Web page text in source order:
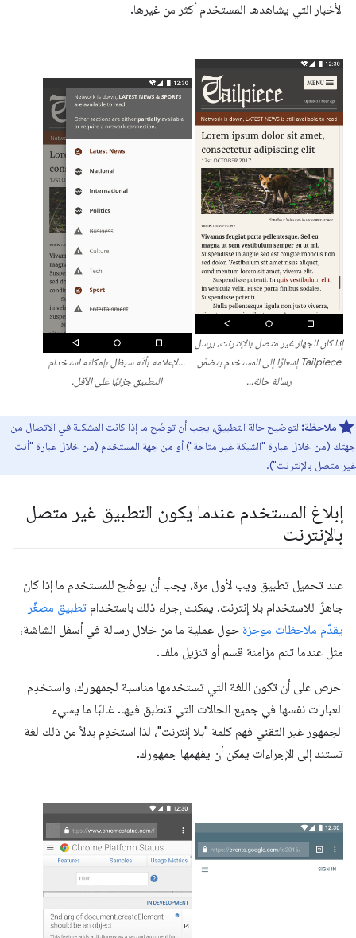
الأخبار التي يشاهدها المستخدم أكثر من غيرها.
إذا كان الجهاز غير متصل بالإنترنت، يرسل
Tailpiece إشعارًا إلى المستخدم يتضمّن
رسالة حالة…
…لإعلامه بأنّه سيظل بإمكانه استخدام
التطبيق جزئيًا على الأقل.
ملاحظة: لتوضيح حالة التطبيق، يجب أن توضّح ما إذا كانت المشكلة في الاتصال من
جهتك (من خلال عبارة "الشبكة غير متاحة") أو من جهة المستخدم (من خلال عبارة "أنت
غير متصل بالإنترنت").
إبلاغ المستخدم عندما يكون التطبيق غير متصل
بالإنترنت
عند تحميل تطبيق ويب لأول مرة، يجب أن يوضّح للمستخدم ما إذا كان
جاهزًا للاستخدام بلا إنترنت. يمكنك إجراء ذلك باستخدام تطبيق مصغّر
يقدّم ملاحظات موجزة حول عملية ما من خلال رسالة في أسفل الشاشة،
مثل عندما تتم مزامنة قسم أو تنزيل ملف.
احرص على أن تكون اللغة التي تستخدمها مناسبة لجمهورك، واستخدِم
العبارات نفسها في جميع الحالات التي تنطبق فيها. غالبًا ما يسيء
الجمهور غير التقني فهم كلمة "بلا إنترنت"، لذا استخدِم بدلاً من ذلك لغة
تستند إلى الإجراءات يمكن أن يفهمها جمهورك.